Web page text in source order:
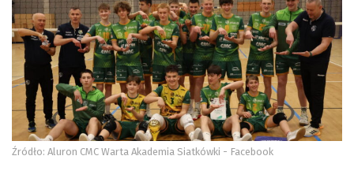
Źródło: Aluron CMC Warta Akademia Siatkówki - Facebook